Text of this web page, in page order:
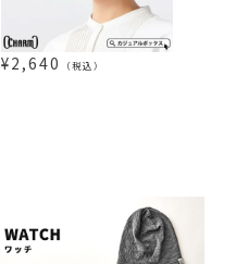
¥2,640 （税込）